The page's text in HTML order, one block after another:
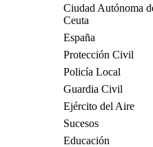
Ciudad Autónoma
Ceuta
España
Protección Civil
Policía Local
Guardia Civil
Ejército del Aire
Sucesos
Educación